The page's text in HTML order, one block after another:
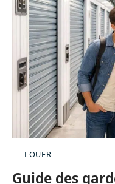
LOUER
Guide des